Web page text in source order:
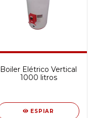
Boiler Elétrico Vertical
1000 litros
ESPIAR